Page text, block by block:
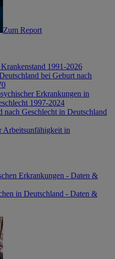
Zum Report
1991-2026
bei Geburt nach
Erkrankungen in
1997-2024
Geschlecht in Deutschland
Arbeitsunfähigkeit in
Erkrankungen - Daten &
in Deutschland - Daten &